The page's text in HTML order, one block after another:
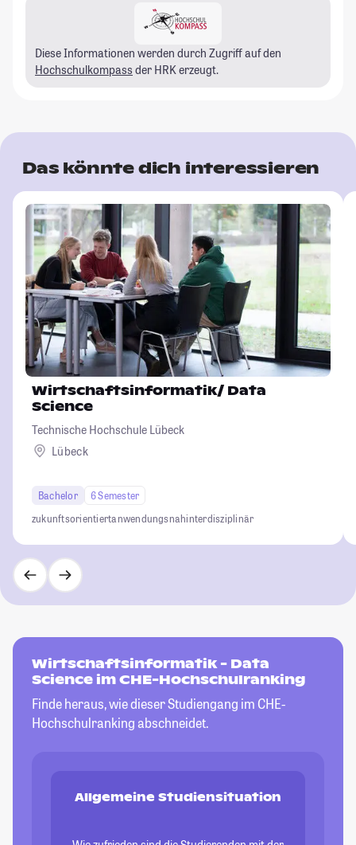
Diese Informationen werden durch Zugriff auf den
Hochschulkompass der HRK erzeugt.
Das könnte dich interessieren
Wirtschaftsinformatik/ Data
Science
Technische Hochschule Lübeck
Lübeck
Bachelor
6 Semester
zukunftsorientiertanwendungsnahinterdisziplinär
Wirtschaftsinformatik - Data
Science im CHE-Hochschulranking
Finde heraus, wie dieser Studiengang im CHE-
Hochschulranking abschneidet.
Allgemeine Studiensituation